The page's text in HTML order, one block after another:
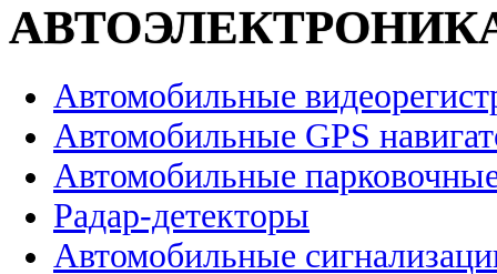
Автомобильные
Автомобильные GPS
Автомобильные
Радар-детекторы
Автомобильные